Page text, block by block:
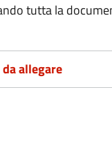
tutta la
allegare